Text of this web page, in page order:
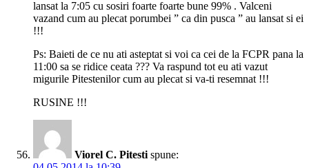
lansat la 7:05 cu sosiri foarte foarte bune 99% . Valceni
vazand cum au plecat porumbei ” ca din pusca ” au lansat si ei
!!!
Ps: Baieti de ce nu ati asteptat si voi ca cei de la FCPR pana la
11:00 sa se ridice ceata ??? Va raspund tot eu ati vazut
migurile Pitestenilor cum au plecat si va-ti resemnat !!!
RUSINE !!!
Viorel C. Pitesti spune: